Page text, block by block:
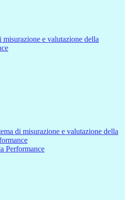
misurazione e valutazione della
di misurazione e valutazione della
Performance